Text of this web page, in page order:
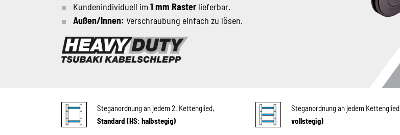
Kundenindividuell im1 mm Rasterlieferbar.
Außen/Innen: Verschraubung einfach zu lösen.
Steganordnung an jedem 2. Kettenglied,
Standard (HS: halbstegig)
Steganordnung an jedem Kettenglied
vollstegig)